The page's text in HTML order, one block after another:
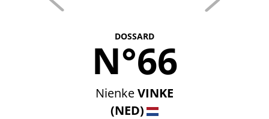
DOSSARD
N°66
NienkeVINKE
(NED)